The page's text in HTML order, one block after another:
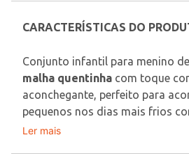
CARACTERÍSTICAS DO
malha quentinha com toque
aconchegante, perfeito para
pequenos nos dias mais frios
blusão possui forro em pelos
Tecido: Malha
Ler mais